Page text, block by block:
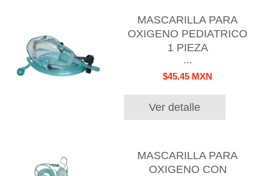
MASCARILLA PARA
OXIGENO PEDIATRICO
1 PIEZA
...
$45.45 MXN
Ver detalle
MASCARILLA PARA
OXIGENO CON